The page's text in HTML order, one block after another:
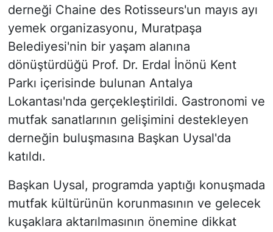
derneği Chaine des Rotisseurs'un mayıs ayı
yemek organizasyonu, Muratpaşa
Belediyesi'nin bir yaşam alanına
dönüştürdüğü Prof. Dr. Erdal İnönü Kent
Parkı içerisinde bulunan Antalya
Lokantası'nda gerçekleştirildi. Gastronomi ve
mutfak sanatlarının gelişimini destekleyen
derneğin buluşmasına Başkan Uysal'da
katıldı.
Başkan Uysal, programda yaptığı konuşmada
mutfak kültürünün korunmasının ve gelecek
kuşaklara aktarılmasının önemine dikkat